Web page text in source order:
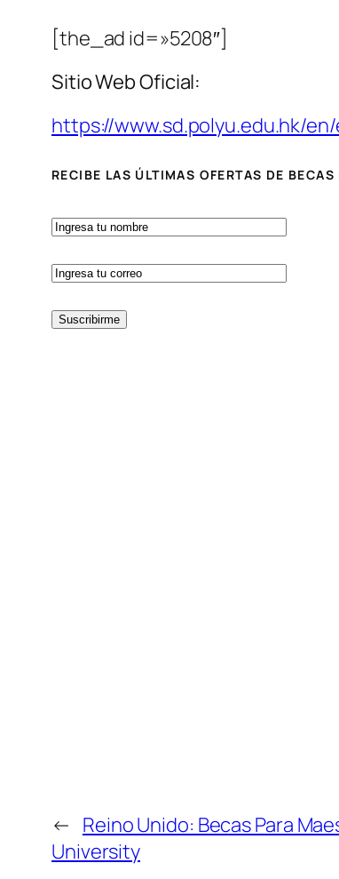
[the_ad id=»5208″]
Sitio Web Oficial:
https://www.sd.polyu.edu.hk/
RECIBE LAS ÚLTIMAS OFERTAS DE
← Reino Unido: Becas Para
University